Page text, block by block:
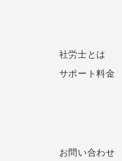
社労士とは
サポート料金
お問い合わせ